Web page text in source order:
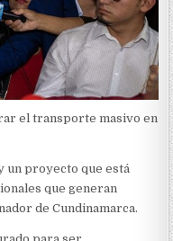
el transporte masivo en
un proyecto que está
que generan
de Cundinamarca.